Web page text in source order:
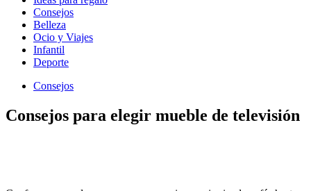
Consejos
Belleza
Ocio y Viajes
Infantil
Deporte
Consejos
Consejos para elegir mueble de televisión